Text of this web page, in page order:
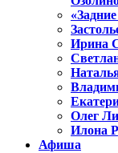
Ирина
Олег
Илона
Афиша